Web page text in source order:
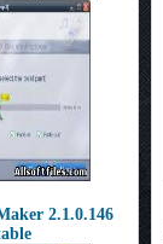
2.1.0.146